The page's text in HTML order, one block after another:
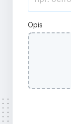
Opis